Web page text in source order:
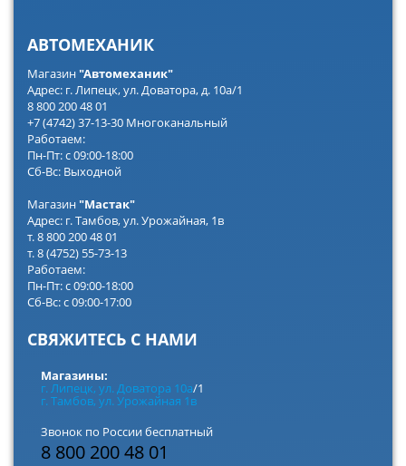
АВТОМЕХАНИК
Магазин"Автомеханик"
Адрес: г. Липецк, ул. Доватора, д. 10а/1
8 800 200 48 01
+7 (4742) 37-13-30 Многоканальный
Работаем:
Пн-Пт: с 09:00-18:00
Сб-Вс: Выходной
Магазин"Мастак"
Адрес: г. Тамбов, ул. Урожайная, 1в
т. 8 800 200 48 01
т. 8 (4752) 55-73-13
Работаем:
Пн-Пт: с 09:00-18:00
Сб-Вс: с 09:00-17:00
СВЯЖИТЕСЬ С НАМИ
Магазины:
г. Липецк, ул. Доватора 10а/1
г. Тамбов, ул. Урожайная 1в
Звонок по России бесплатный
8 800 200 48 01